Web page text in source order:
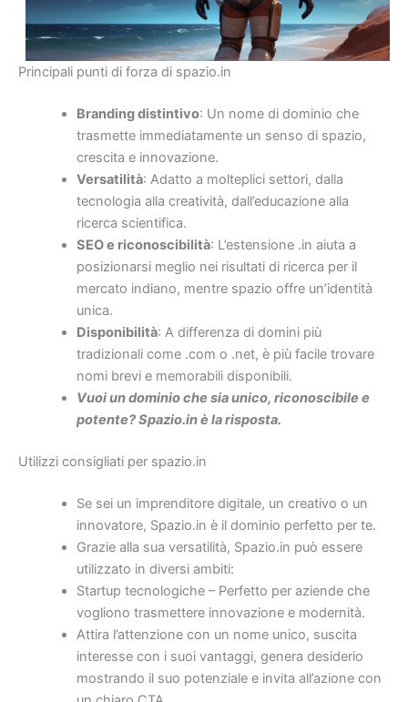
Principali punti di forza di spazio.in
Branding distintivo: Un nome di dominio che
trasmette immediatamente un senso di spazio,
crescita e innovazione.
Versatilità: Adatto a molteplici settori, dalla
tecnologia alla creatività, dall’educazione alla
ricerca scientifica.
SEO e riconoscibilità: L’estensione .in aiuta a
posizionarsi meglio nei risultati di ricerca per il
mercato indiano, mentre spazio offre un’identità
unica.
Disponibilità: A differenza di domini più
tradizionali come .com o .net, è più facile trovare
nomi brevi e memorabili disponibili.
Vuoi un dominio che sia unico, riconoscibile e
potente? Spazio.in è la risposta.
Utilizzi consigliati per spazio.in
Se sei un imprenditore digitale, un creativo o un
innovatore, Spazio.in è il dominio perfetto per te.
Grazie alla sua versatilità, Spazio.in può essere
utilizzato in diversi ambiti:
Startup tecnologiche – Perfetto per aziende che
vogliono trasmettere innovazione e modernità.
Attira l’attenzione con un nome unico, suscita
interesse con i suoi vantaggi, genera desiderio
mostrando il suo potenziale e invita all’azione con